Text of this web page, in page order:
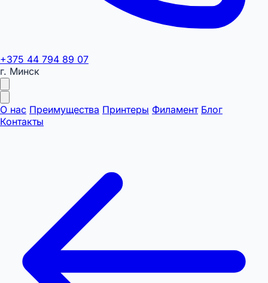
+375 44 794 89 07
г. Минск
О нас Преимущества Принтеры Филамент Блог
Контакты